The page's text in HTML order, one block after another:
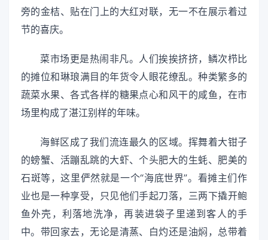
旁的金桔、贴在门上的大红对联，无一不在展示着过
节的喜庆。
菜市场更是热闹非凡。人们挨挨挤挤，鳞次栉比
的摊位和琳琅满目的年货令人眼花缭乱。种类繁多的
蔬菜水果、各式各样的糖果点心和风干的咸鱼，在市
场里构成了湛江别样的年味。
海鲜区成了我们流连最久的区域。挥舞着大钳子
的螃蟹、活蹦乱跳的大虾、个头肥大的生蚝、肥美的
石斑等，这里俨然就是一个“海底世界”。看摊主们作
业也是一种享受，只见他们手起刀落，三两下撬开鲍
鱼外壳，利落地洗净，再装进袋子里递到客人的手
中。带回家去，无论是清蒸、白灼还是油焖，总带着